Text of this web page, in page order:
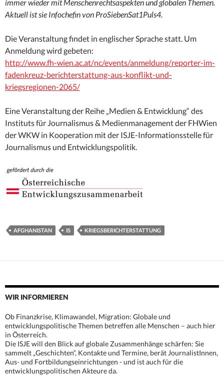
immer wieder mit Menschenrechtsaspekten und globalen Themen.
Aktuell ist sie Infochefin von ProSiebenSat1Puls4.
Die Veranstaltung findet in englischer Sprache statt. Um
Anmeldung wird gebeten:
http://www.fh-wien.ac.at/nc/events/anmeldung/reporter-im-
fadenkreuz-berichterstattung-aus-konflikt-und-
kriegsregionen-2065/
Eine Veranstaltung der Reihe „Medien & Entwicklung“ des
Instituts für Journalismus & Medienmanagement der FHWien
der WKW in Kooperation mit der ISJE-Informationsstelle für
Journalismus und Entwicklungspolitik.
AFGHANISTAN IS KRIEGSBERICHTERSTATTUNG
WIR INFORMIEREN
Ob Finanzkrise, Klimawandel, Migration: Globale und
entwicklungspolitische Themen betreffen alle Menschen – auch hier
in Österreich.
Die ISJE will den Blick auf globale Zusammenhänge schärfen: Sie
sammelt „Geschichten“, Kontakte und Termine, berät JournalistInnen,
Aus- und Fortbildungseinrichtungen - und ist auch für die
entwicklungspolitischen Akteure da.